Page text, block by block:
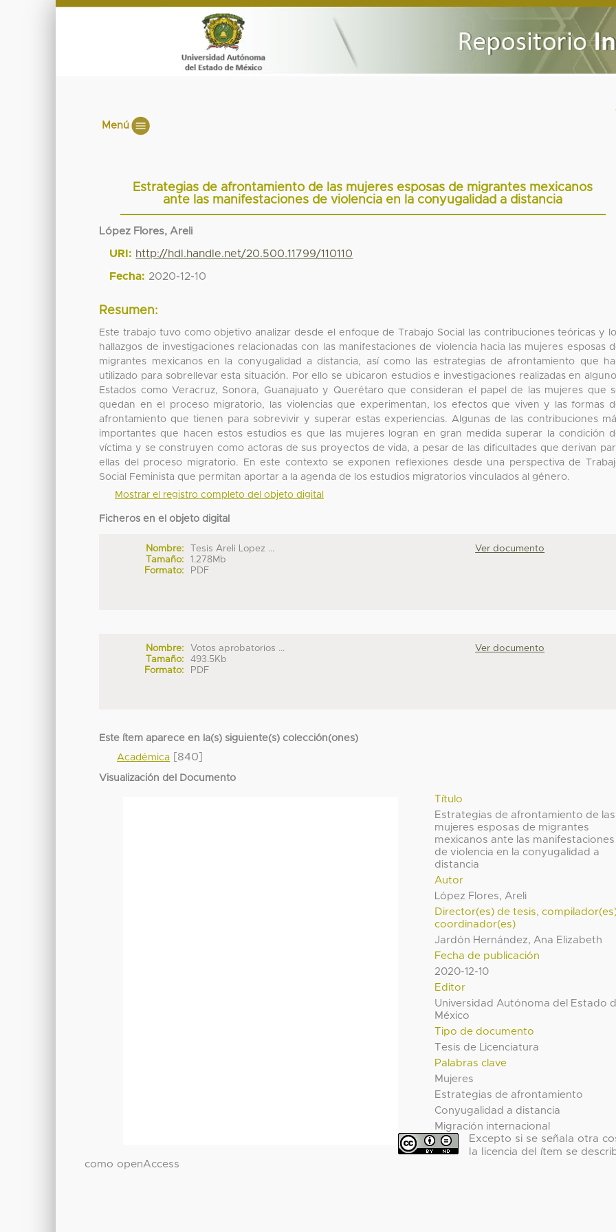
Menú
Estrategias de afrontamiento de las mujeres esposas de migrantes mexicanos
ante las manifestaciones de violencia en la conyugalidad a distancia
López Flores, Areli
URI: http://hdl.handle.net/20.500.11799/110110
Fecha: 2020-12-10
Resumen:
Este trabajo tuvo como objetivo analizar desde el enfoque de Trabajo Social las contribuciones teóricas y
hallazgos de investigaciones relacionadas con las manifestaciones de violencia hacia las mujeres esposas
migrantes mexicanos en la conyugalidad a distancia, así como las estrategias de afrontamiento que
utilizado para sobrellevar esta situación. Por ello se ubicaron estudios e investigaciones realizadas en
Estados como Veracruz, Sonora, Guanajuato y Querétaro que consideran el papel de las mujeres que
quedan en el proceso migratorio, las violencias que experimentan, los efectos que viven y las formas
afrontamiento que tienen para sobrevivir y superar estas experiencias. Algunas de las contribuciones
importantes que hacen estos estudios es que las mujeres logran en gran medida superar la condición
víctima y se construyen como actoras de sus proyectos de vida, a pesar de las dificultades que derivan
ellas del proceso migratorio. En este contexto se exponen reflexiones desde una perspectiva de
Social Feminista que permitan aportar a la agenda de los estudios migratorios vinculados al género.
Mostrar el registro completo del objeto digital
Ficheros en el objeto digital
Nombre:
Tesis Areli Lopez ...
Tamaño:
1.278Mb
Formato:
PDF
Ver documento
Nombre:
Votos aprobatorios ...
Tamaño:
493.5Kb
Formato:
PDF
Ver documento
Este ítem aparece en la(s) siguiente(s) colección(ones)
Académica [840]
Visualización del Documento
Título
Estrategias de afrontamiento de las
mujeres esposas de migrantes
mexicanos ante las manifestaciones
de violencia en la conyugalidad a
distancia
Autor
López Flores, Areli
Director(es) de tesis,
coordinador(es)
Jardón Hernández, Ana Elizabeth
Fecha de publicación
2020-12-10
Editor
Universidad Autónoma del Estado
México
Tipo de documento
Tesis de Licenciatura
Palabras clave
Mujeres
Estrategias de afrontamiento
Conyugalidad a distancia
Migración internacional
Excepto si se señala otra
la licencia del ítem se
como openAccess